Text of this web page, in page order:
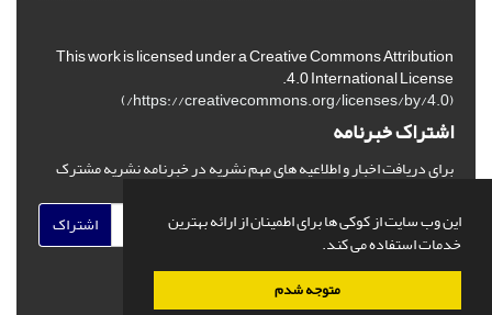
این وب سایت از کوکی ها برای اطمینان از ارائه بهترین
خدمات استفاده می کند.
متوجه شدم
This work is licensed under a Creative Commons Attribution
4.0 International License.
(
https://creativecommons.org/licenses/by/4.0/
)
اشتراک خبرنامه
برای دریافت اخبار و اطلاعیه های مهم نشریه در خبرنامه نشریه مشترک
اشتراک